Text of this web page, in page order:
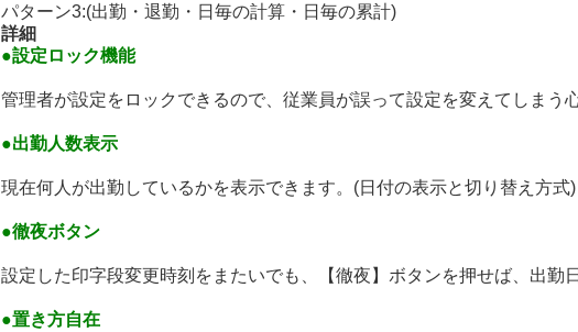
パターン3:(出勤・退勤・日毎の計算・日毎の累計)
詳細
●設定ロック機能
管理者が設定をロックできるので、従業員が誤って設定を変えてしまう
●出勤人数表示
現在何人が出勤しているかを表示できます。(日付の表示と切り替え方式)
●徹夜ボタン
設定した印字段変更時刻をまたいでも、【徹夜】ボタンを押せば、出勤
●置き方自在